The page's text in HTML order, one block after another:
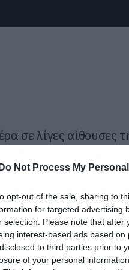
Do Not Process My
opt-out of the sale, sharing to
for targeted advertising
selection. Please note that
interest-based ads based
to third parties prior to
of your personal
σε λίγες αίθουσες
θέμα συζήτησης για
ένα μεγάλο
καθόλου πρόσωπα
αποτυπώσει τον
καταλαβαίνεις τι
την τρίχα